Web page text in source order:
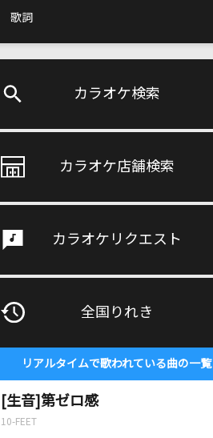
歌詞
カラオケ検索
カラオケ店舗検索
カラオケリクエスト
全国りれき
リアルタイムで歌われている曲の一覧
[生音]第ゼロ感
10-FEET